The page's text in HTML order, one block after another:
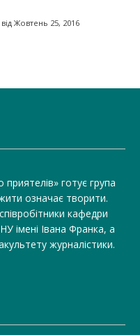
від Жовтень 25, 2016
готує група
означає творити.
кафедри
імені Івана Франка, а
журналістики.